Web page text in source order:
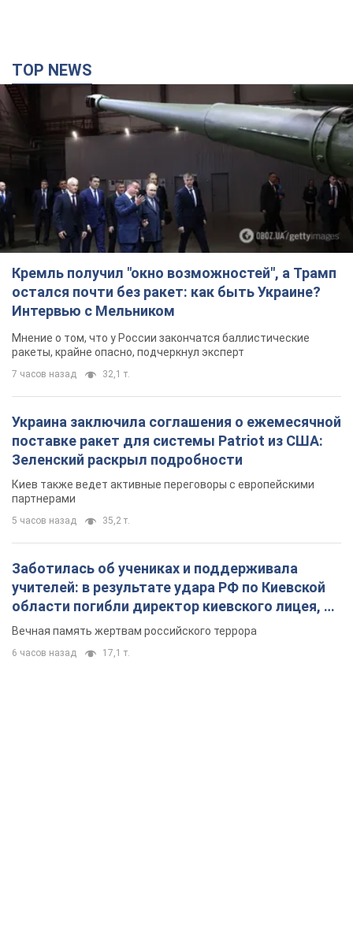
TOP NEWS
Кремль получил "окно возможностей", а Трамп
остался почти без ракет: как быть Украине?
Интервью с Мельником
Мнение о том, что у России закончатся баллистические
ракеты, крайне опасно, подчеркнул эксперт
7 часов назад 32,1 т.
Украина заключила соглашения о ежемесячной
поставке ракет для системы Patriot из США:
Зеленский раскрыл подробности
Киев также ведет активные переговоры с европейскими
партнерами
5 часов назад 35,2 т.
Заботилась об учениках и поддерживала
учителей: в результате удара РФ по Киевской
области погибли директор киевского лицея, её
муж и внук
Вечная память жертвам российского террора
6 часов назад 17,1 т.